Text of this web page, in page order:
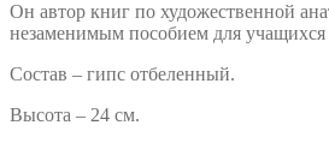
Он автор книг по художественной
незаменимым пособием для учащихся
Состав – гипс отбеленный.
Высота – 24 см.